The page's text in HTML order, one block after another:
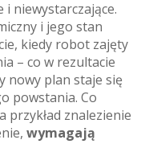
niewystarczające.
i jego stan
kiedy robot zajęty
– co w rezultacie
nowy plan staje się
powstania. Co
przykład znalezienie
wymagają